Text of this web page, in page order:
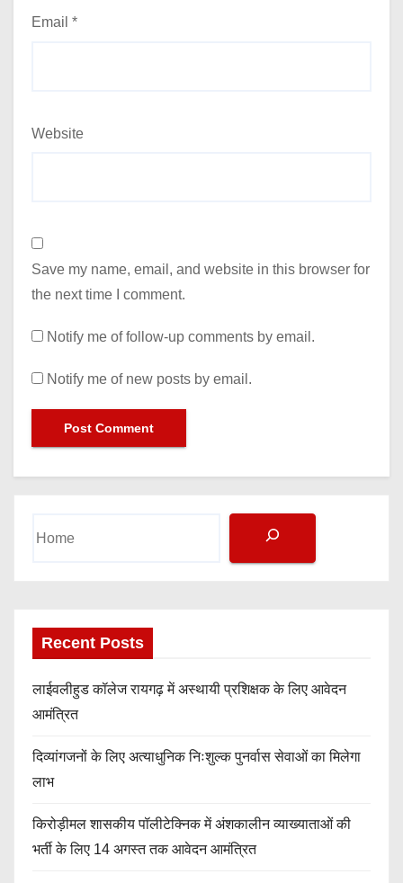
Email *
Website
Save my name, email, and website in this browser for
the next time I comment.
Notify me of follow-up comments by email.
Notify me of new posts by email.
e
Recent Posts
लाईवलीहुड कॉलेज रायगढ़ में अस्थायी प्रशिक्षक के लिए आवेदन
आमंत्रित
दिव्यांगजनों के लिए अत्याधुनिक निःशुल्क पुनर्वास सेवाओं का मिलेगा
लाभ
किरोड़ीमल शासकीय पॉलीटेक्निक में अंशकालीन व्याख्याताओं की
भर्ती के लिए 14 अगस्त तक आवेदन आमंत्रित